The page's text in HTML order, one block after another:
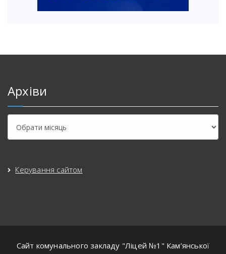
Архіви
Керування сайтом
Сайт комунального закладу "Ліцей №1" Кам’янської